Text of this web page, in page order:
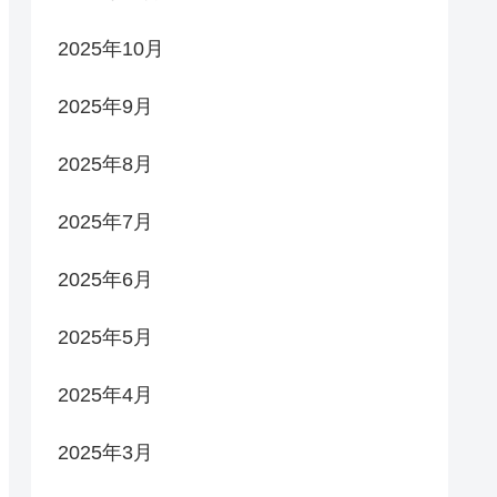
2025年10月
2025年9月
2025年8月
2025年7月
2025年6月
2025年5月
2025年4月
2025年3月